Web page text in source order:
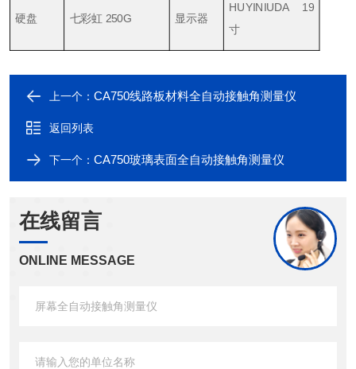
硬盘 七彩虹 250G 显示器
HUYINIUDA 19
寸
上一个： CA750线路板材料全自动接触角测量仪
返回列表
下一个： CA750玻璃表面全自动接触角测量仪
在线留言
ONLINE MESSAGE